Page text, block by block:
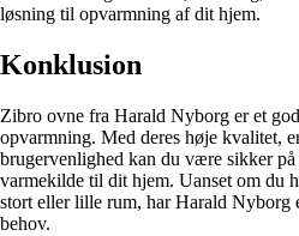
løsning til opvarmning af dit hjem.
Konklusion
Zibro ovne fra Harald Nyborg er et
opvarmning. Med deres høje kvalitet,
brugervenlighed kan du være sikker
varmekilde til dit hjem. Uanset om du
stort eller lille rum, har Harald Nyborg
behov.